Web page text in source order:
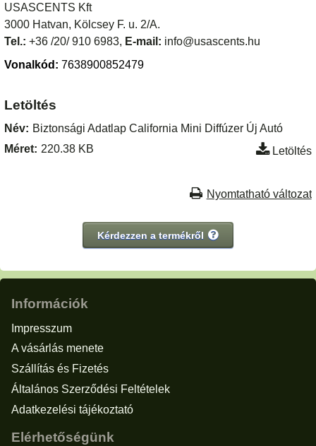
USASCENTS Kft
3000 Hatvan, Kölcsey F. u. 2/A.
Tel.: +36 /20/ 910 6983, E-mail: info@usascents.hu
Vonalkód: 7638900852479
Letöltés
Név: Biztonsági Adatlap California Mini Diffúzer Új Autó
Méret: 220.38 KB Letöltés
Nyomtatható változat
Kérdezzen a termékről
Információk
Impresszum
A vásárlás menete
Szállítás és Fizetés
Általános Szerződési Feltételek
Adatkezelési tájékoztató
Elérhetőségünk